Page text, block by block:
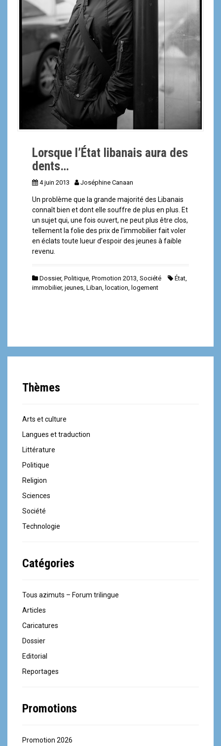
Lorsque l’État libanais aura des
dents…
4 juin 2013 Joséphine Canaan
Un problème que la grande majorité des Libanais
connaît bien et dont elle souffre de plus en plus. Et
un sujet qui, une fois ouvert, ne peut plus être clos,
tellement la folie des prix de l’immobilier fait voler
en éclats toute lueur d’espoir des jeunes à faible
revenu.
Dossier, Politique Promotion 2013 Société État
immobilier, jeunes Liban location logement
Thèmes
Arts et culture
Langues et traduction
Littérature
Politique
Religion
Sciences
Société
Technologie
Catégories
Tous azimuts – Forum trilingue
Articles
Caricatures
Dossier
Editorial
Reportages
Promotions
Promotion 2026